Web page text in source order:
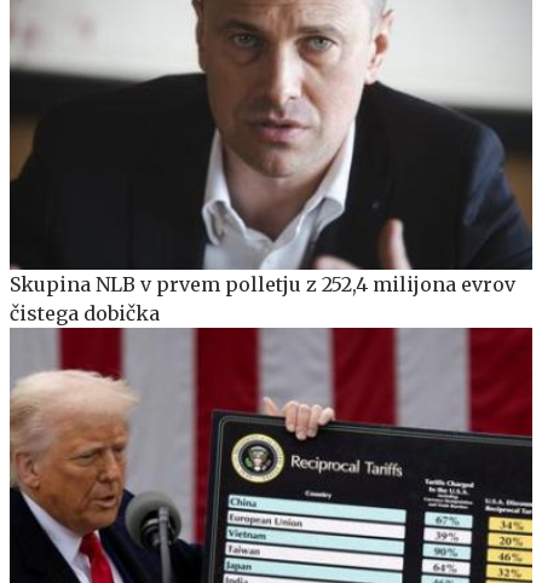
Skupina NLB v prvem polletju z 252,4 milijona evrov
čistega dobička